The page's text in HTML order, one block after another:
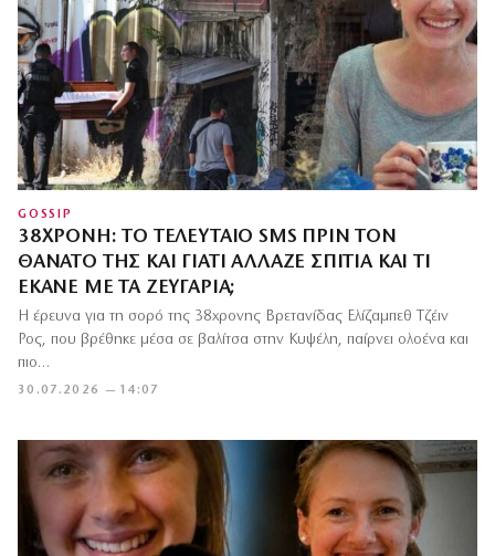
GOSSIP
38ΧΡΟΝΗ: ΤΟ ΤΕΛΕΥΤΑΊΟ SMS ΠΡΙΝ ΤΟΝ
ΘΆΝΑΤΌ ΤΗΣ ΚΑΙ ΓΙΑΤΊ ΆΛΛΑΖΕ ΣΠΊΤΙΑ ΚΑΙ ΤΙ
ΈΚΑΝΕ ΜΕ ΤΑ ΖΕΥΓΆΡΙΑ;
30.07.2026 — 14:07
Η έρευνα για τη σορό της 38χρονης Βρετανίδας Ελίζαμπεθ Τζέιν
Ρος, που βρέθηκε μέσα σε βαλίτσα στην Κυψέλη, παίρνει ολοένα και
πιο…